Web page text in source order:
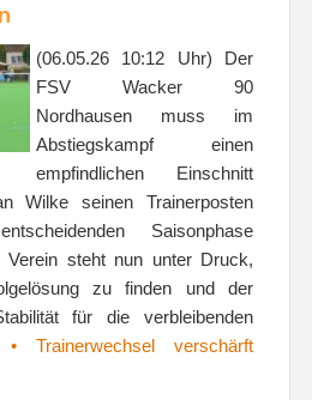
(06.05.26 10:12 Uhr) Der
FSV Wacker 90
Nordhausen muss im
Abstiegskampf einen
empfindlichen Einschnitt
Wilke seinen Trainerposten
Saisonphase
Verein steht nun unter Druck,
zu finden und der
für die verbleibenden
• Trainerwechsel verschärft